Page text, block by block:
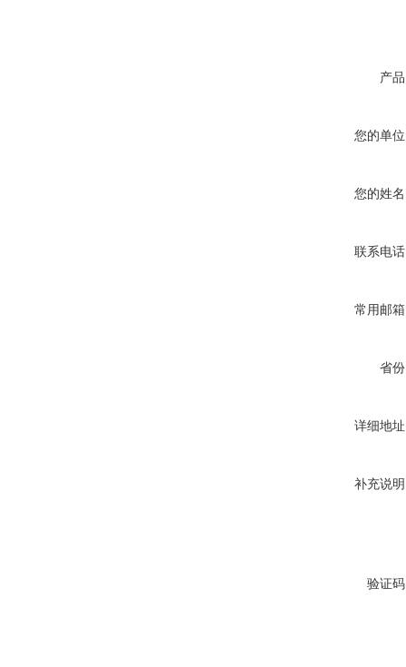
产
您的单
您的姓
联系电
常用邮
省
详细地
补充说
验证